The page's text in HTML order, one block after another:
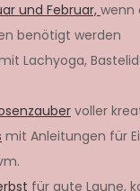
und Februar, wenn
benötigt werden
Lachyoga,
voller
mit Anleitungen für
für gute Laune,